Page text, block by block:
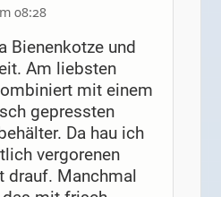
08:28
Bienenkotze und
Am liebsten
mit einem
gepressten
Da hau ich
vergorenen
drauf. Manchmal